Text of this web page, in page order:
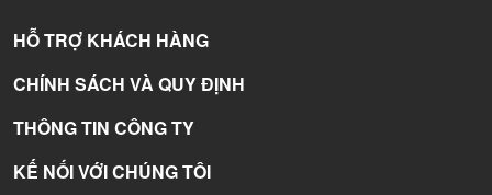
HỖ TRỢ KHÁCH HÀNG
CHÍNH SÁCH VÀ QUY ĐỊNH
THÔNG TIN CÔNG TY
KẾ NỐI VỚI CHÚNG TÔI